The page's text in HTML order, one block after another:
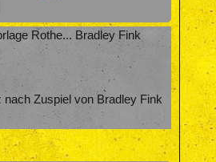
Rothe... Bradley Fink
nach Zuspiel von Bradley Fink